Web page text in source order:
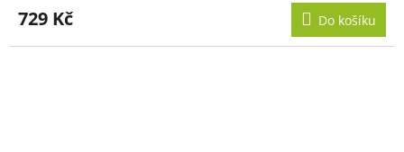
729 Kč Do košíku